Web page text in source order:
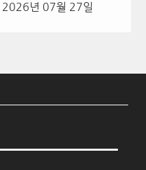
2026년 07월 27일